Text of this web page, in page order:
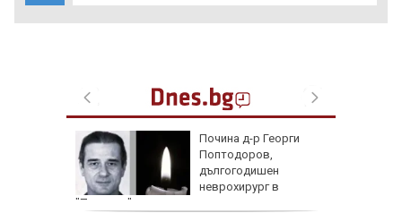
Почина д-р Георги
Поптодоров,
дългогодишен
неврохирург в
"Пирогов"